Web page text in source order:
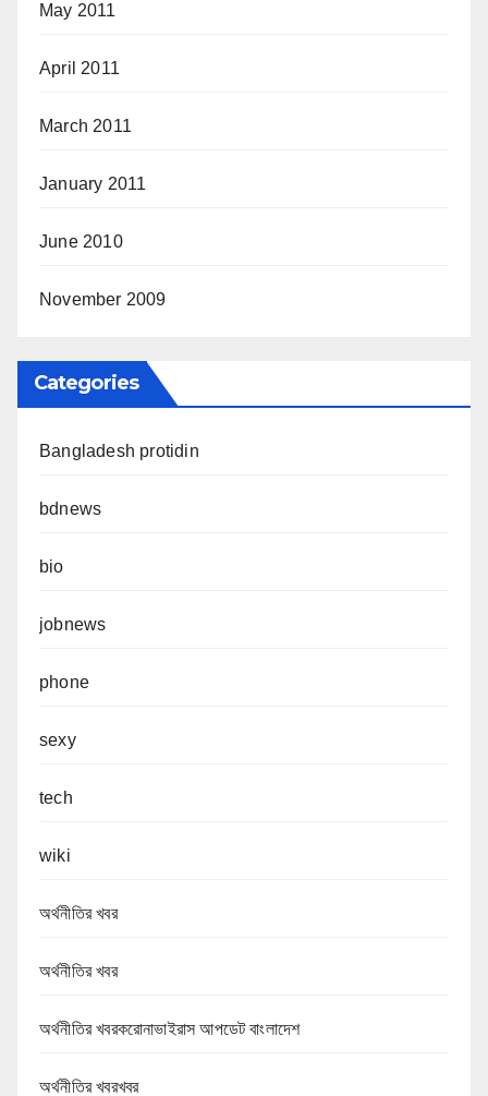
May 2011
April 2011
March 2011
January 2011
June 2010
November 2009
Categories
Bangladesh protidin
bdnews
bio
jobnews
phone
sexy
tech
wiki
অর্থনীতির খবর
অর্থনীতির খবর
অর্থনীতির খবরকরোনাভাইরাস আপডেট বাংলাদেশ
অর্থনীতির খবরখবর